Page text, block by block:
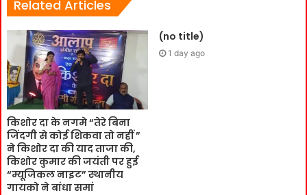
Related Articles
किशोर दा के नगमे “तेरे बिना
जिंदगी से कोई शिकवा तो नहीं ”
ने किशोर दा की याद ताजा की,
किशोर कुमार की जयंती पर हुई
“म्यूजिकल नाइट” स्थानीय
गायको ने बांधा समां
(no title)
1 day ago